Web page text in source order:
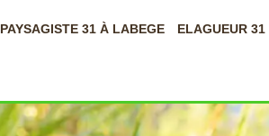
PAYSAGISTE 31 À LABEGE ELAGUEUR 31